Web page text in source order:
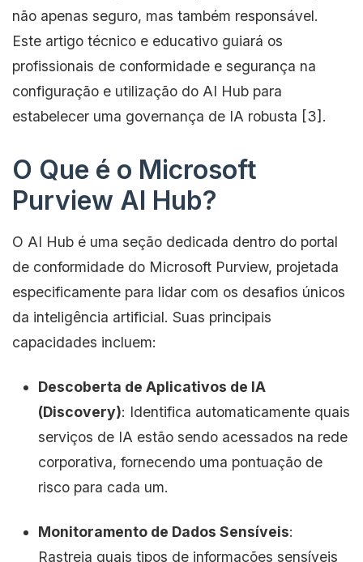
não apenas seguro, mas também responsável.
Este artigo técnico e educativo guiará os
profissionais de conformidade e segurança na
configuração e utilização do AI Hub para
estabelecer uma governança de IA robusta [3].
O Que é o Microsoft
Purview AI Hub?
O AI Hub é uma seção dedicada dentro do portal
de conformidade do Microsoft Purview, projetada
especificamente para lidar com os desafios únicos
da inteligência artificial. Suas principais
capacidades incluem:
Descoberta de Aplicativos de IA
(Discovery): Identifica automaticamente quais
serviços de IA estão sendo acessados na rede
corporativa, fornecendo uma pontuação de
risco para cada um.
Monitoramento de Dados Sensíveis:
Rastreia quais tipos de informações sensíveis